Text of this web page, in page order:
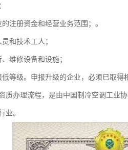
注册资金和经营业务范围；。
和技术工人；
维修设备和设施；
等级。申报升级的企业，必须已取得
质办理流程，是由中国制冷空调工业
业。